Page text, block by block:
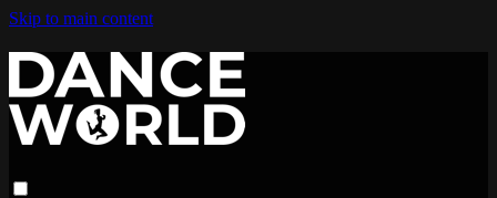
Skip to main content